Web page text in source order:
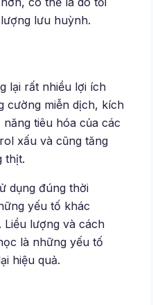
lưu huỳnh.
lại rất nhiều lợi ích
cường miễn dịch, kích
tiêu hóa của các
xấu và cũng tăng
thịt.
dụng đúng thời
yếu tố khác
Liều lượng và cách
là những yếu tố
hiệu quả.